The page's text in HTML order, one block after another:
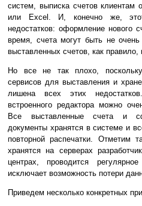
систем, выписка счетов клиентам
или Excel. И, конечно же,
недостатков: оформление нового
время, счета могут быть не
выставленных счетов, как правило,
Но все не так плохо,
сервисов для выставления и
лишена всех этих
встроенного редактора можно
Все выставленные счета и
документы хранятся в системе и
повторной распечатки. Отметим
хранятся на серверах
центрах, проводится
исключает возможность потери
Приведем несколько конкретных